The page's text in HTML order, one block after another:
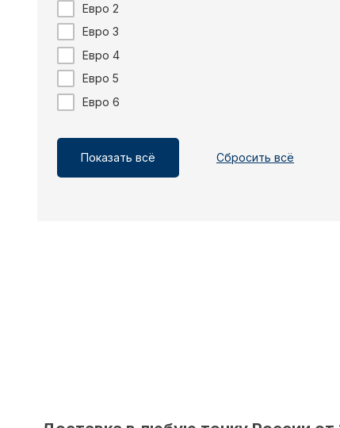
Евро 2
Евро 3
Евро 4
Евро 5
Евро 6
Показать всё Сбросить всё